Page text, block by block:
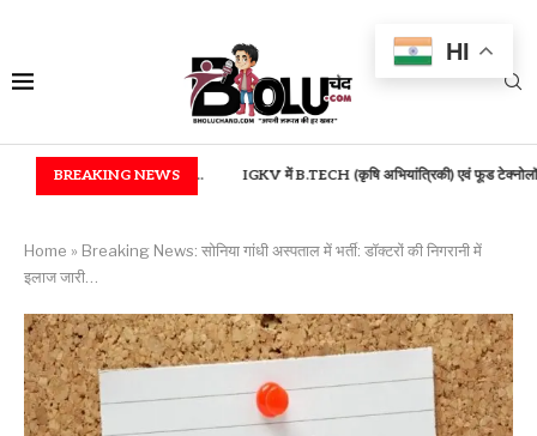
BREAKING NEWS
एवं आरुग सम्मान... IGKV में B.TECH (कृषि अभियांत्रिकी) एवं फूड टेक्नोलॉजी... बस्तर में
Home » Breaking News: सोनिया गांधी अस्पताल में भर्ती: डॉक्टरों की निगरानी में
इलाज जारी…
HI